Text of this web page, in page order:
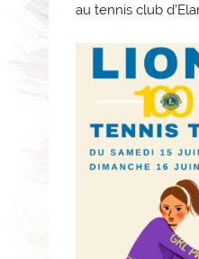
au tennis club